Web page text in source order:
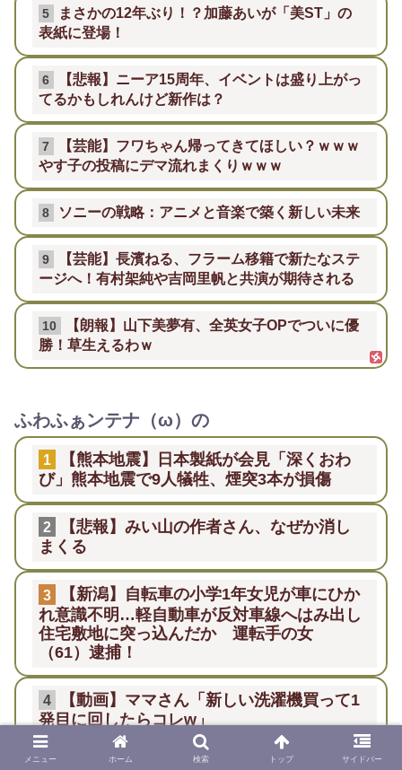
5
まさかの12年ぶり！？加藤あいが「美ST」の
表紙に登場！
6
【悲報】ニーア15周年、イベントは盛り上がっ
てるかもしれんけど新作は？
7
【芸能】フワちゃん帰ってきてほしい？ｗｗｗ
やす子の投稿にデマ流れまくりｗｗｗ
8 ソニーの戦略：アニメと音楽で築く新しい未来
9
【芸能】長濱ねる、フラーム移籍で新たなステ
ージへ！有村架純や吉岡里帆と共演が期待される
10
【朗報】山下美夢有、全英女子OPでついに優
勝！草生えるわｗ
ふわふぁンテナ（ω）の
1
【熊本地震】日本製紙が会見「深くおわ
び」熊本地震で9人犠牲、煙突3本が損傷
2
【悲報】みい山の作者さん、なぜか消し
まくる
3
【新潟】自転車の小学1年女児が車にひか
れ意識不明…軽自動車が反対車線へはみ出し
住宅敷地に突っ込んだか 運転手の女
（61）逮捕！
4
【動画】ママさん「新しい洗濯機買って1
発目に回したらコレw」
メニュー ホーム 検索 トップ サイドバー